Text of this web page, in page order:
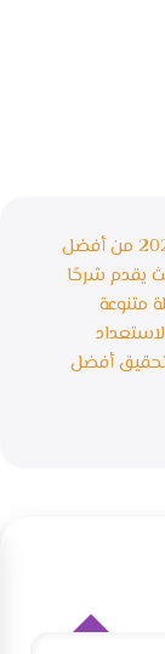
كتاب الامتحان علوم سادسة ابتدائي ترم أول 2027 من أفضل
يقدم شرحًا
متنوعة
أفضل